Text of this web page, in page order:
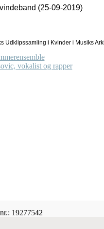
(25-09-2019)
Udklipssamling i Kvinder i Musiks
vokalist og rapper
19277542